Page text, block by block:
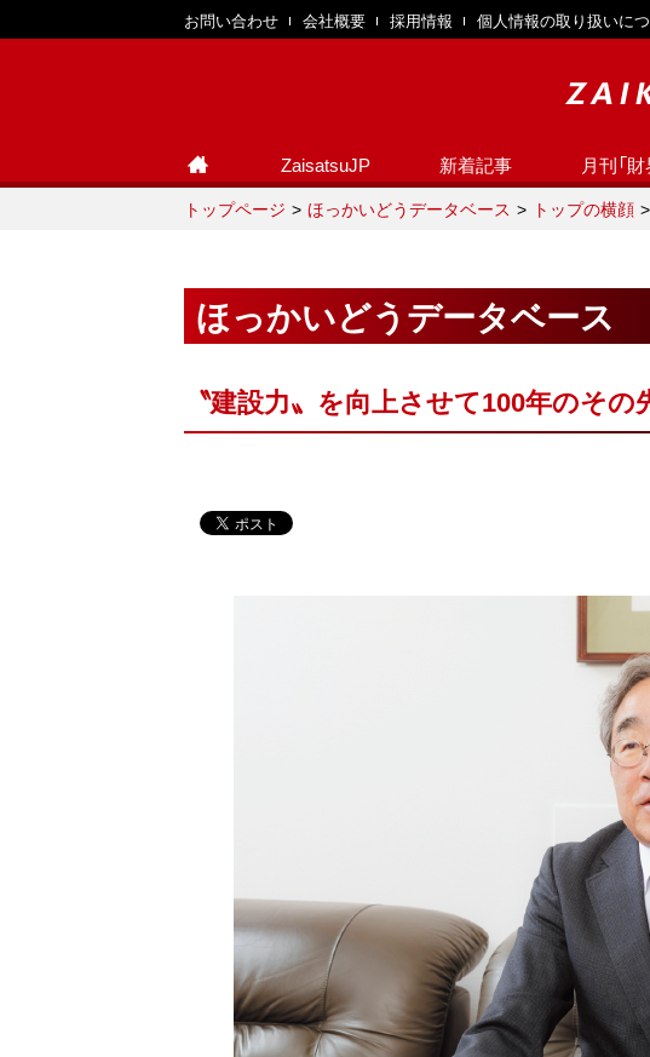
お問い合わせ 会社概要 採用情報 個人情報の取り扱いに
ZaisatsuJP 新着記事 月刊「
トップページ ほっかいどうデータベース トップの横顔
ほっかいどうデータベース
〝建設力〟を向上させて100年のその